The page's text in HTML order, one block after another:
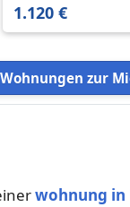
1.120 €
zur
wohnung in